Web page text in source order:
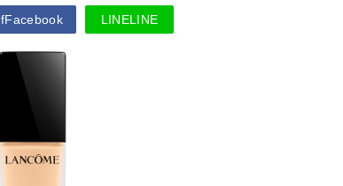
fFacebook LINELINE